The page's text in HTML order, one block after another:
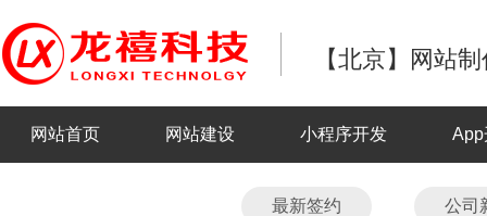
【北京】网站
网站首页 网站建设 小程序开发 App
最新签约 公司